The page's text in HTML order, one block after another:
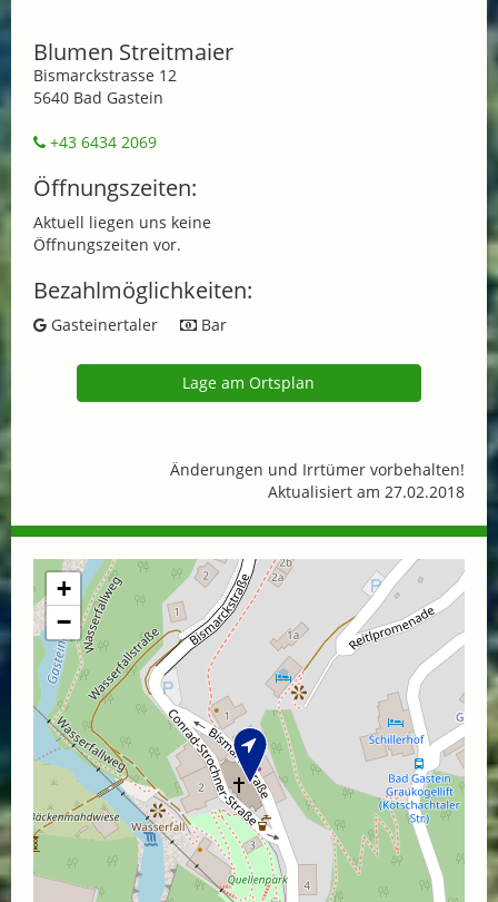
Blumen Streitmaier
Bismarckstrasse 12
5640 Bad Gastein
+43 6434 2069
Öffnungszeiten:
Aktuell liegen uns keine
Öffnungszeiten vor.
Bezahlmöglichkeiten:
Gasteinertaler Bar
Lage am Ortsplan
Änderungen und Irrtümer vorbehalten!
Aktualisiert am 27.02.2018
+
−